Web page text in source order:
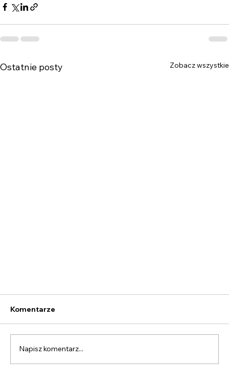
Ostatnie posty Zobacz wszystkie
Komentarze
Napisz komentarz...